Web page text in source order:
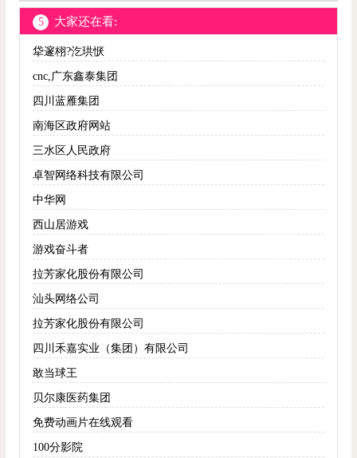
5 大家还在看:
牮邃栩?汔珙恹
cnc,广东鑫泰集团
四川蓝雁集团
南海区政府网站
三水区人民政府
卓智网络科技有限公司
中华网
西山居游戏
游戏奋斗者
拉芳家化股份有限公司
汕头网络公司
拉芳家化股份有限公司
四川禾嘉实业（集团）有限公司
敢当球王
贝尔康医药集团
免费动画片在线观看
100分影院